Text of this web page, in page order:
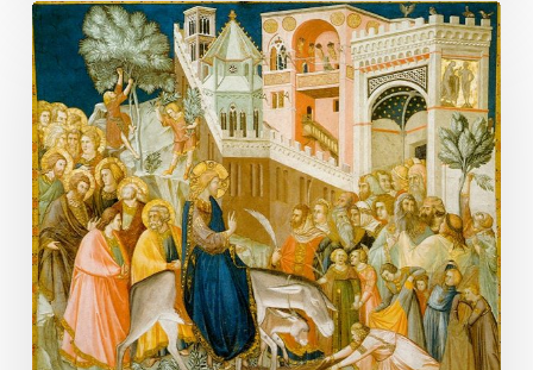
Komentár
k
liturgickým
čítaniam
na
Palmovú
(Kvetnú)
nedeľu
v
roku
„C“